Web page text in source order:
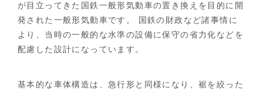
鉄
一
般
型
車
が目立ってきた国鉄一般形気動車の置き換えを目的に開
発された一般形気動車です。 国鉄の財政など諸事情に
より、当時の一般的な水準の設備に保守の省力化などを
配慮した設計になっています。
基本的な車体構造は、急行形と同様になり、裾を絞った